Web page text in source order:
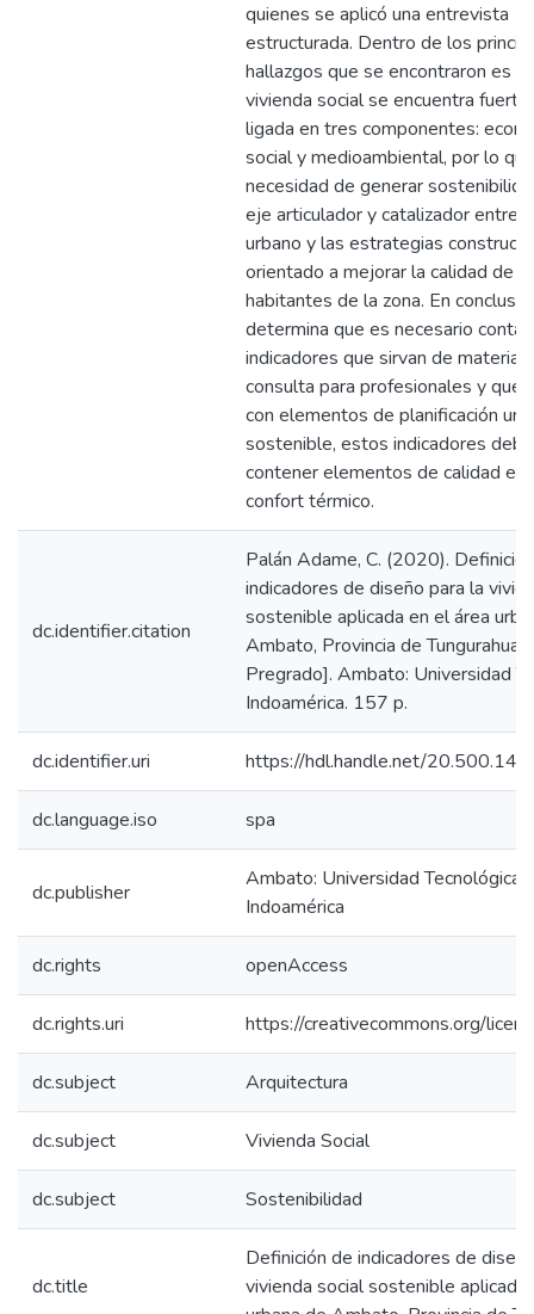
quienes se aplicó una entrevista
estructurada. Dentro de los
hallazgos que se encontraron es
vivienda social se encuentra
ligada en tres componentes:
social y medioambiental, por lo
necesidad de generar
eje articulador y catalizador entre
urbano y las estrategias
orientado a mejorar la calidad de
habitantes de la zona. En
determina que es necesario contar
indicadores que sirvan de material
consulta para profesionales y que
con elementos de planificación
sostenible, estos indicadores
contener elementos de calidad
confort térmico.
dc.identifier.citation
Palán Adame, C. (2020).
indicadores de diseño para la
sostenible aplicada en el área
Ambato, Provincia de Tungurahua.
Pregrado]. Ambato: Universidad
Indoamérica. 157 p.
dc.identifier.uri https://hdl.handle.net/
dc.language.iso spa
dc.publisher
Ambato: Universidad Tecnológica
Indoamérica
dc.rights openAccess
dc.rights.uri https://creativecommons.org/
dc.subject Arquitectura
dc.subject Vivienda Social
dc.subject Sostenibilidad
dc.title
Definición de indicadores de
vivienda social sostenible aplicada